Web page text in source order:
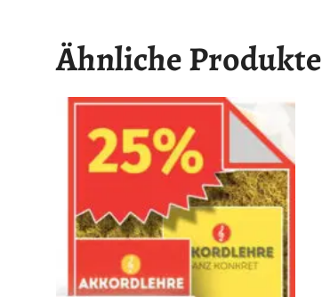
Ähnliche Produkte